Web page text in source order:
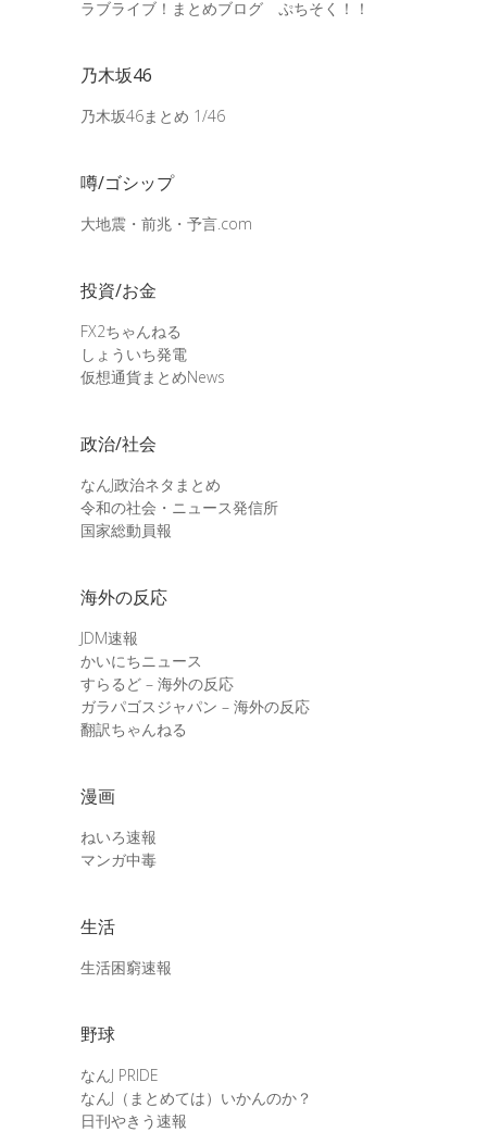
ラブライブ！まとめブログ ぷちそく！！
乃木坂46
乃木坂46まとめ 1/46
噂/ゴシップ
大地震・前兆・予言.com
投資/お金
FX2ちゃんねる
しょういち発電
仮想通貨まとめNews
政治/社会
なんJ政治ネタまとめ
令和の社会・ニュース発信所
国家総動員報
海外の反応
JDM速報
かいにちニュース
すらるど – 海外の反応
ガラパゴスジャパン – 海外の反応
翻訳ちゃんねる
漫画
ねいろ速報
マンガ中毒
生活
生活困窮速報
野球
なんJ PRIDE
なんJ（まとめては）いかんのか？
日刊やきう速報